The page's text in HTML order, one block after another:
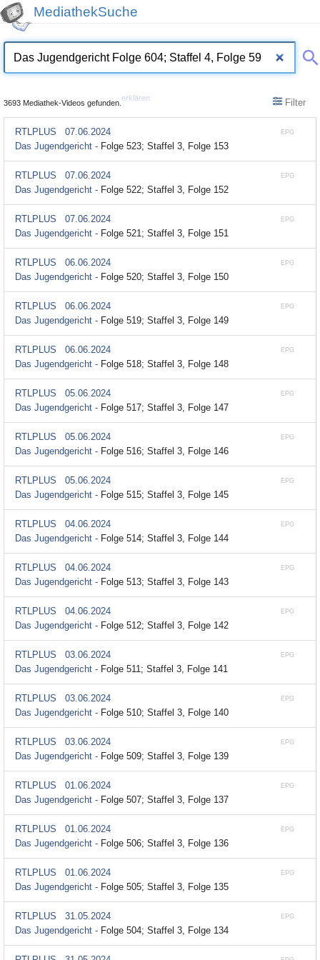
MediathekSuche
3693 Mediathek-Videos gefunden.
erklären Filter
EPG
RTLPLUS
07.06.2024
Das Jugendgericht - Folge 523; Staffel 3, Folge 153
EPG
RTLPLUS
07.06.2024
Das Jugendgericht - Folge 522; Staffel 3, Folge 152
EPG
RTLPLUS
07.06.2024
Das Jugendgericht - Folge 521; Staffel 3, Folge 151
EPG
RTLPLUS
06.06.2024
Das Jugendgericht - Folge 520; Staffel 3, Folge 150
EPG
RTLPLUS
06.06.2024
Das Jugendgericht - Folge 519; Staffel 3, Folge 149
EPG
RTLPLUS
06.06.2024
Das Jugendgericht - Folge 518; Staffel 3, Folge 148
EPG
RTLPLUS
05.06.2024
Das Jugendgericht - Folge 517; Staffel 3, Folge 147
EPG
RTLPLUS
05.06.2024
Das Jugendgericht - Folge 516; Staffel 3, Folge 146
EPG
RTLPLUS
05.06.2024
Das Jugendgericht - Folge 515; Staffel 3, Folge 145
EPG
RTLPLUS
04.06.2024
Das Jugendgericht - Folge 514; Staffel 3, Folge 144
EPG
RTLPLUS
04.06.2024
Das Jugendgericht - Folge 513; Staffel 3, Folge 143
EPG
RTLPLUS
04.06.2024
Das Jugendgericht - Folge 512; Staffel 3, Folge 142
EPG
RTLPLUS
03.06.2024
Das Jugendgericht - Folge 511; Staffel 3, Folge 141
EPG
RTLPLUS
03.06.2024
Das Jugendgericht - Folge 510; Staffel 3, Folge 140
EPG
RTLPLUS
03.06.2024
Das Jugendgericht - Folge 509; Staffel 3, Folge 139
EPG
RTLPLUS
01.06.2024
Das Jugendgericht - Folge 507; Staffel 3, Folge 137
EPG
RTLPLUS
01.06.2024
Das Jugendgericht - Folge 506; Staffel 3, Folge 136
EPG
RTLPLUS
01.06.2024
Das Jugendgericht - Folge 505; Staffel 3, Folge 135
EPG
RTLPLUS
31.05.2024
Das Jugendgericht - Folge 504; Staffel 3, Folge 134